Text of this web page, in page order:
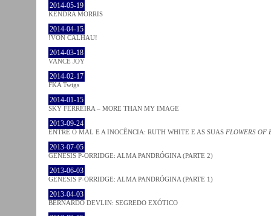
2014-05-19
KENDRA MORRIS
2014-04-15
!VON CALHAU!
2014-03-18
VANCE JOY
2014-02-17
FKA Twigs
2014-01-15
SKY FERREIRA – MORE THAN MY IMAGE
2013-09-24
ENTRE O MAL E A INOCÊNCIA: RUTH WHITE E AS SUAS FLOWERS OF
2013-07-05
GENESIS P-ORRIDGE: ALMA PANDRÓGINA (PARTE 2)
2013-06-03
GENESIS P-ORRIDGE: ALMA PANDRÓGINA (PARTE 1)
2013-04-03
BERNARDO DEVLIN: SEGREDO EXÓTICO